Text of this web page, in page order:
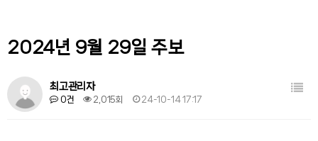
2024년 9월 29일 주보
최고관리자
0건 2,015회 24-10-14 17:17